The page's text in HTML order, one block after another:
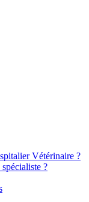
Vétérinaire ?
?